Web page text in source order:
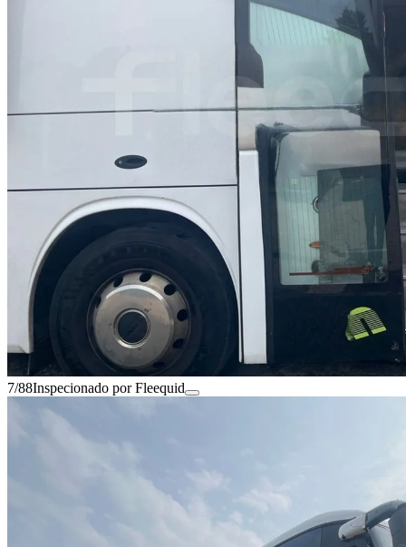
7/88Inspecionado por Fleequid